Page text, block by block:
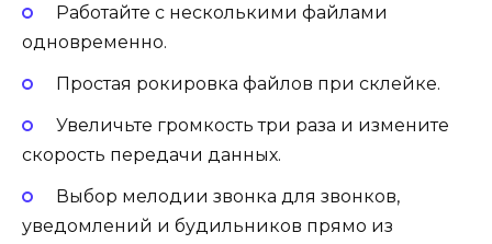
Работайте с несколькими файлами
одновременно.
Простая рокировка файлов при склейке.
Увеличьте громкость три раза и измените
скорость передачи данных.
Выбор мелодии звонка для звонков,
уведомлений и будильников прямо из